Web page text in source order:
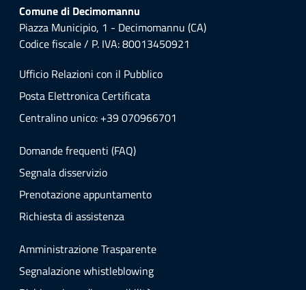
Comune di Decimomannu
Piazza Municipio, 1 - Decimomannu (CA)
Codice fiscale / P. IVA: 80013450921
Ufficio Relazioni con il Pubblico
Posta Elettronica Certificata
Centralino unico: +39 070966701
Domande frequenti (FAQ)
Segnala disservizio
Prenotazione appuntamento
Richiesta di assistenza
Amministrazione Trasparente
Segnalazione whistleblowing